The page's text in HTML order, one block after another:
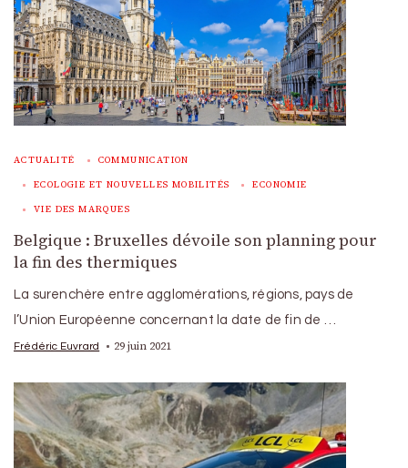
ACTUALITÉ COMMUNICATION
ECOLOGIE ET NOUVELLES MOBILITÉS ECONOMIE
VIE DES MARQUES
Belgique : Bruxelles dévoile son planning pour
la fin des thermiques
La surenchère entre agglomérations, régions, pays de
l’Union Européenne concernant la date de fin de …
Frédéric Euvrard 29 juin 2021